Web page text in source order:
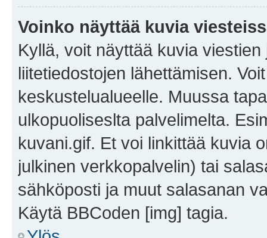
Voinko näyttää kuvia
Kyllä, voit näyttää kuvia
liitetiedostojen lähettämisen.
keskustelualueelle. Muussa
ulkopuoliseslta palvelimelta.
kuvani.gif. Et voi linkittää kuvia
julkinen verkkopalvelin) tai
sähköposti ja muut salasanan
Käytä BBCoden [img] tagia.